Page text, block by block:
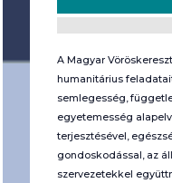
A Magyar
humanitárius
semlegesség,
egyetemesség
terjesztésével,
gondoskodással, az
szervezetekkel